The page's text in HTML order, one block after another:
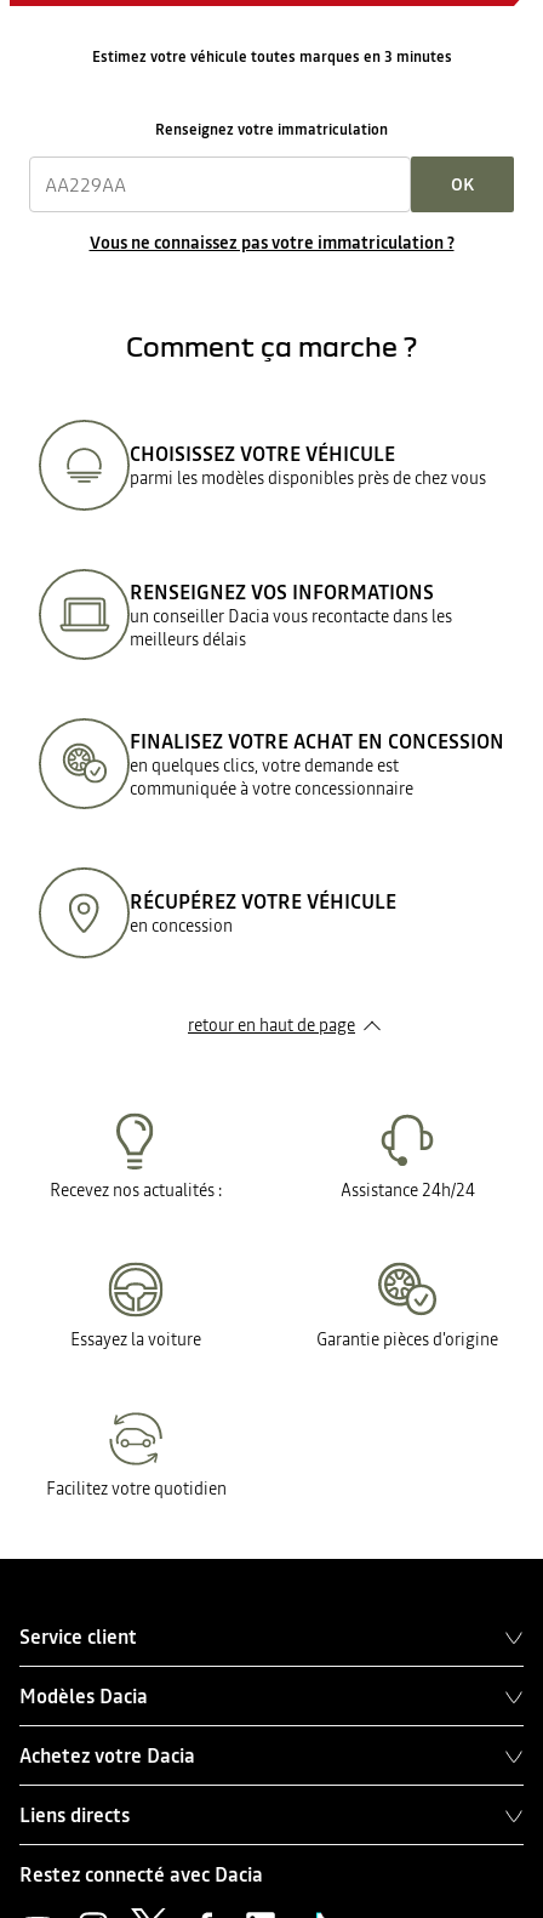
Estimez votre véhicule toutes marques en 3 minutes
Renseignez votre immatriculation
OK
Vous ne connaissez pas votre immatriculation ?
Comment ça marche ?
CHOISISSEZ VOTRE VÉHICULE
parmi les modèles disponibles près de chez vous
RENSEIGNEZ VOS INFORMATIONS
un conseiller Dacia vous recontacte dans les
meilleurs délais
FINALISEZ VOTRE ACHAT EN CONCESSION
en quelques clics, votre demande est
communiquée à votre concessionnaire
RÉCUPÉREZ VOTRE VÉHICULE
en concession
retour en haut de page​
Recevez nos actualités : Assistance 24h/24
Essayez la voiture Garantie pièces d'origine
Facilitez votre quotidien
Service client
Modèles Dacia
Achetez votre Dacia
Liens directs
Restez connecté avec Dacia